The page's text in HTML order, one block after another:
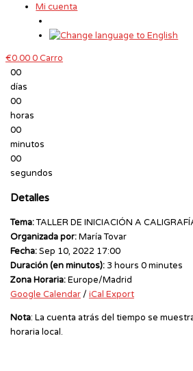
Mi cuenta
€0.000Carro
00
días
00
horas
00
minutos
00
segundos
Detalles
Tema:TALLER DE INICIACIÓN A
Organizada por:María Tovar
Fecha:Sep 10, 2022 17:00
Duración (en minutos):3 hours 0 minutes
Zona Horaria:Europe/Madrid
Google Calendar/ iCal Export
Nota: La cuenta atrás del tiempo se
horaria local.